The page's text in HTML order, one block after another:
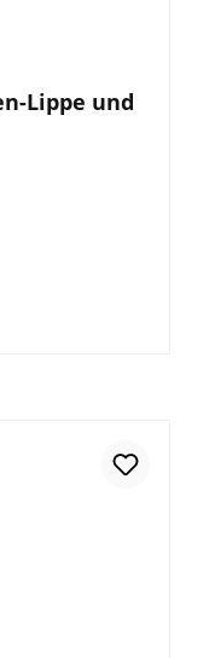
Lippe und